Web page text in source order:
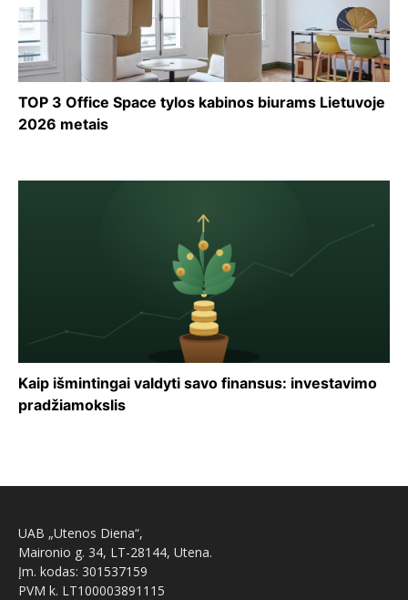
TOP 3 Office Space tylos kabinos biurams Lietuvoje
2026 metais
Kaip išmintingai valdyti savo finansus: investavimo
pradžiamokslis
UAB „Utenos Diena“,
Maironio g. 34, LT-28144, Utena.
Įm. kodas: 301537159
PVM k. LT100003891115